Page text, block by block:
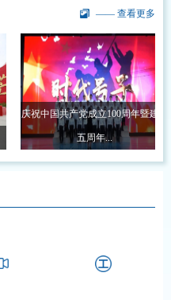
—— 查看更多
庆祝中国共产党成立100周年暨建院
五周年...